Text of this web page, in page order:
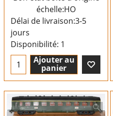
échelle:HO
Délai de livraison:3-5
jours
Disponibilité: 1
Ajouter au
panier